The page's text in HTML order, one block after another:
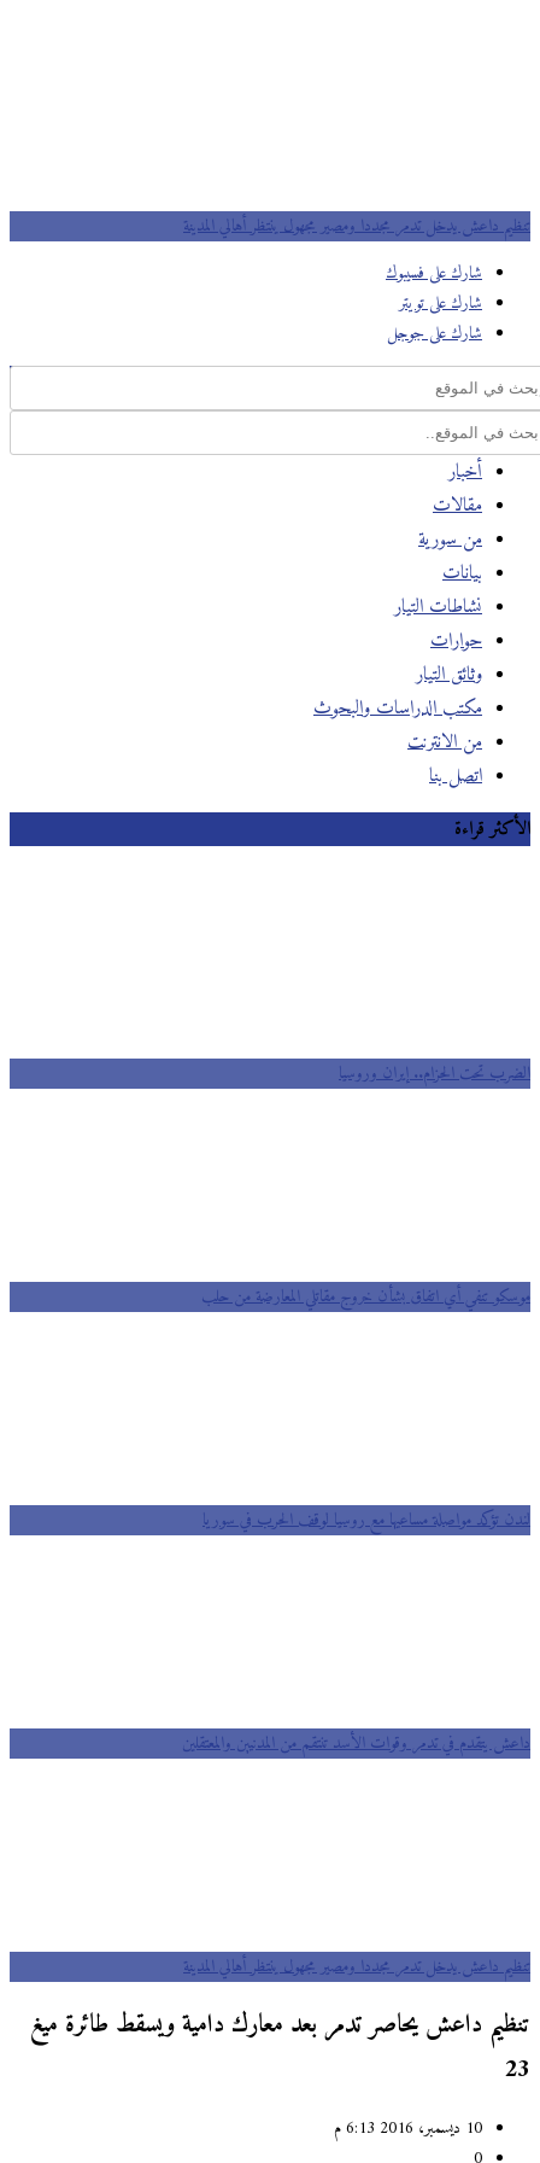
تنظيم داعش يدخل تدمر مجددا ومصير مجهول ينتظر أهالي المدينة
شارك على فسيبوك
شارك على تويتر
شارك على جوجل
أخبار
مقالات
من سورية
بيانات
نشاطات التيار
حوارات
وثائق التيار
مكتب الدراسات والبحوث
من الانترنت
اتصل بنا
الأكثر قراءة
الضرب تحت الحزام.. إيران وروسيا
موسكو تنفي أي اتفاق بشأن خروج مقاتلي المعارضة من حلب
لندن تؤكد مواصلة مساعيها مع روسيا لوقف الحرب في سوريا
داعش يتقدم في تدمر وقوات الأسد تنتقم من المدنيين والمعتقلين
تنظيم داعش يدخل تدمر مجددا ومصير مجهول ينتظر أهالي المدينة
تنظيم داعش يحاصر تدمر بعد معارك دامية ويسقط طائرة ميغ
23
10 ديسمبر، 2016 6:13 م